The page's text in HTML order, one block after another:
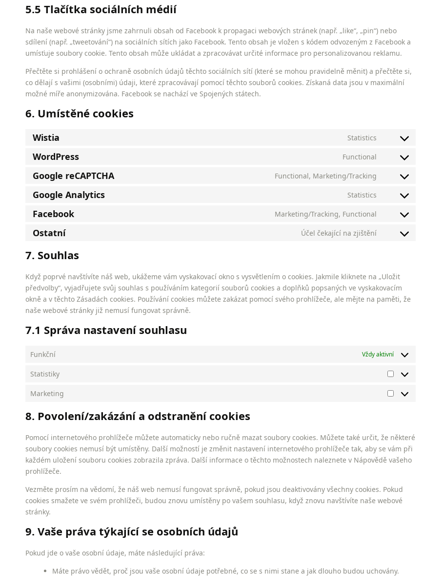
5.5 Tlačítka sociálních médií
Na naše webové stránky jsme zahrnuli obsah od Facebook k propagaci webových stránek (např. „like“, „pin“) nebo
sdílení (např. „tweetování“) na sociálních sítích jako Facebook. Tento obsah je vložen s kódem odvozeným z Facebook a
umísťuje soubory cookie. Tento obsah může ukládat a zpracovávat určité informace pro personalizovanou reklamu.
Přečtěte si prohlášení o ochraně osobních údajů těchto sociálních sítí (které se mohou pravidelně měnit) a přečtěte si,
co dělají s vašimi (osobními) údaji, které zpracovávají pomocí těchto souborů cookies. Získaná data jsou v maximální
možné míře anonymizována. Facebook se nachází ve Spojených státech.
6. Umístěné cookies
Wistia Statistics
Consent
wistia
WordPress Functional
Consent
wordpress
Google reCAPTCHA Functional, Marketing/Tracking
Consent
google-
Google Analytics Statistics
Consent
google-
Facebook Marketing/Tracking, Functional
Consent
Ostatní Účel čekající na zjištění
Consent
ostatní
7. Souhlas
Když poprvé navštívíte náš web, ukážeme vám vyskakovací okno s vysvětlením o cookies. Jakmile kliknete na „Uložit
předvolby“, vyjadřujete svůj souhlas s používáním kategorií souborů cookies a doplňků popsaných ve vyskakovacím
okně a v těchto Zásadách cookies. Používání cookies můžete zakázat pomocí svého prohlížeče, ale mějte na paměti, že
naše webové stránky již nemusí fungovat správně.
7.1 Správa nastavení souhlasu
Funkční Vždy aktivní
Statistiky
Statistiky
Marketing
Marketing
8. Povolení/zakázání a odstranění cookies
Pomocí internetového prohlížeče můžete automaticky nebo ručně mazat soubory cookies. Můžete také určit, že některé
soubory cookies nemusí být umístěny. Další možností je změnit nastavení internetového prohlížeče tak, aby se vám při
každém uložení souboru cookies zobrazila zpráva. Další informace o těchto možnostech naleznete v Nápovědě vašeho
prohlížeče.
Vezměte prosím na vědomí, že náš web nemusí fungovat správně, pokud jsou deaktivovány všechny cookies. Pokud
cookies smažete ve svém prohlížeči, budou znovu umístěny po vašem souhlasu, když znovu navštívíte naše webové
stránky.
9. Vaše práva týkající se osobních údajů
Pokud jde o vaše osobní údaje, máte následující práva:
Máte právo vědět, proč jsou vaše osobní údaje potřebné, co se s nimi stane a jak dlouho budou uchovány.